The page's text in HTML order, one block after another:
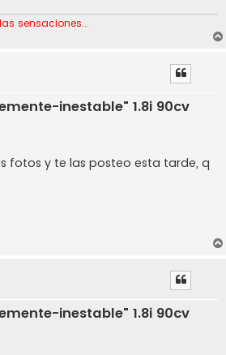
sensaciones...
inestable" 1.8i 90cv
fotos y te las posteo esta tarde, q
inestable" 1.8i 90cv